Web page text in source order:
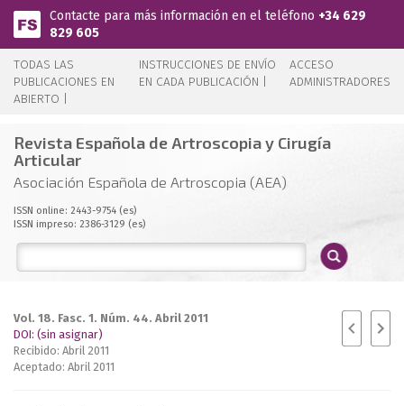
Pasar al contenido principal
Contacte para más información en el teléfono +34 629
829 605
TODAS LAS
PUBLICACIONES EN
ABIERTO |
INSTRUCCIONES DE ENVÍO
EN CADA PUBLICACIÓN |
ACCESO
ADMINISTRADORES
Revista Española de Artroscopia y Cirugía
Articular
Asociación Española de Artroscopia (AEA)
ISSN online: 2443-9754 (es)
ISSN impreso: 2386-3129 (es)
Vol. 18. Fasc. 1. Núm. 44. Abril 2011
DOI: (sin asignar)
Recibido: Abril 2011
Aceptado: Abril 2011